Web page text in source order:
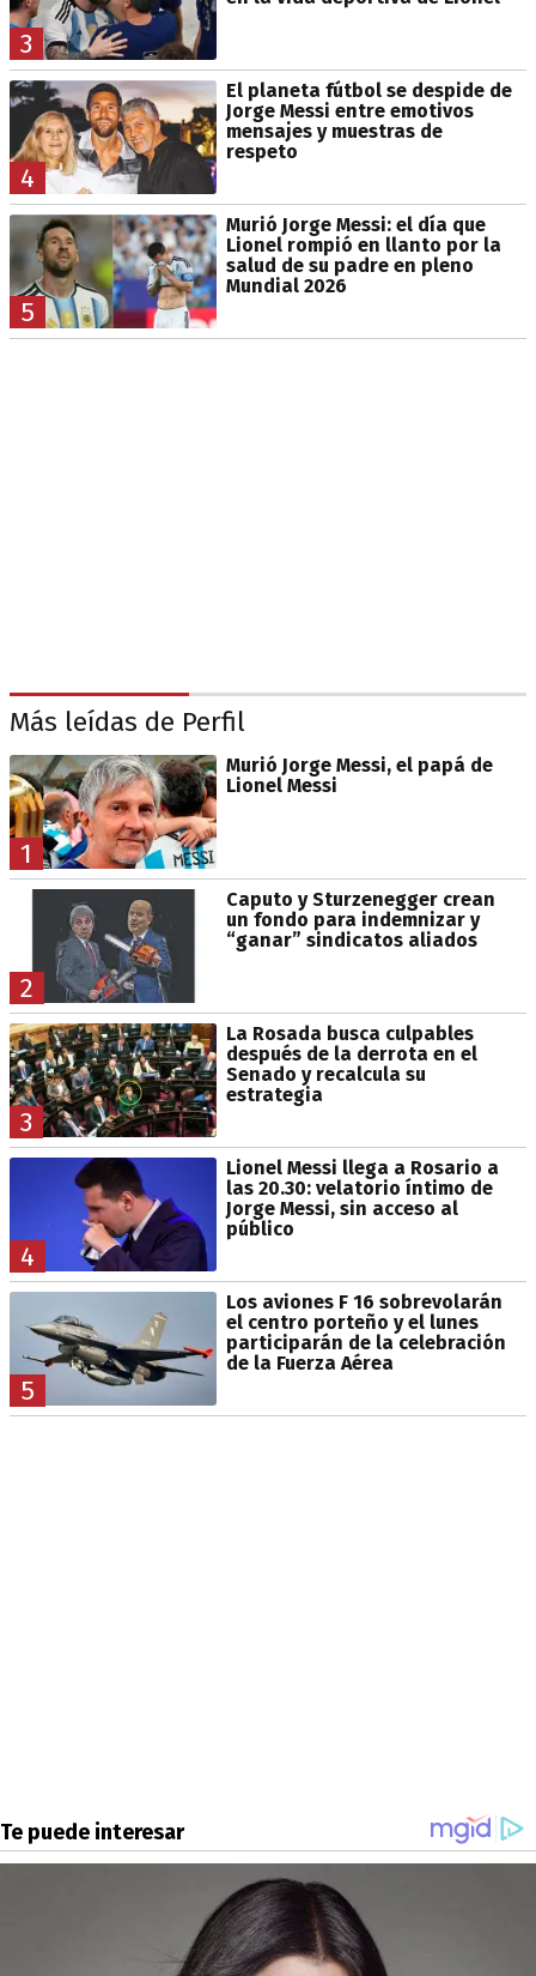
3
4
El planeta fútbol se despide de
Jorge Messi entre emotivos
mensajes y muestras de
respeto
5
Murió Jorge Messi: el día que
Lionel rompió en llanto por la
salud de su padre en pleno
Mundial 2026
Más leídas de Perfil
1
Murió Jorge Messi, el papá de
Lionel Messi
2
Caputo y Sturzenegger crean
un fondo para indemnizar y
“ganar” sindicatos aliados
3
La Rosada busca culpables
después de la derrota en el
Senado y recalcula su
estrategia
4
Lionel Messi llega a Rosario a
las 20.30: velatorio íntimo de
Jorge Messi, sin acceso al
público
5
Los aviones F 16 sobrevolarán
el centro porteño y el lunes
participarán de la celebración
de la Fuerza Aérea